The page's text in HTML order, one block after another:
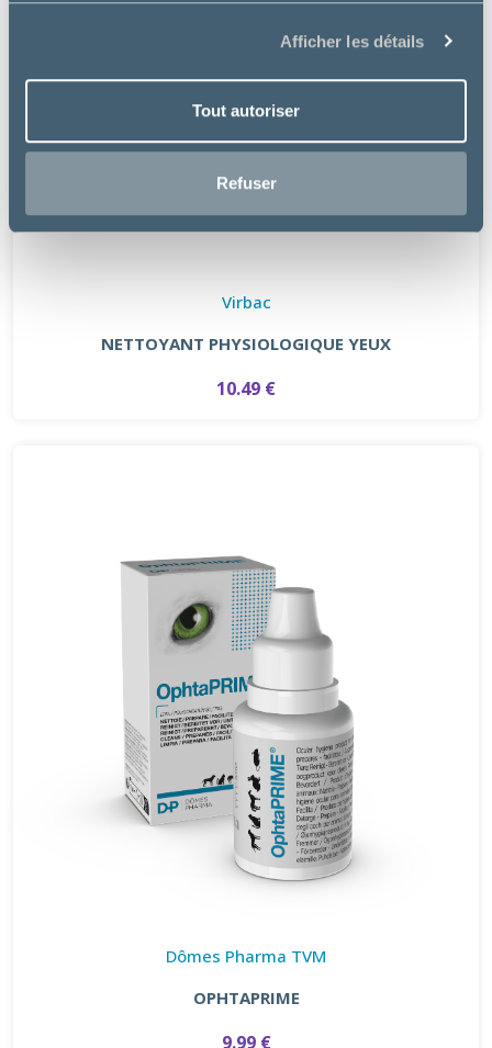
Afficher les détails
Tout autoriser
Refuser
Virbac
NETTOYANT PHYSIOLOGIQUE YEUX
10.49 €
Dômes Pharma TVM
OPHTAPRIME
9.99 €